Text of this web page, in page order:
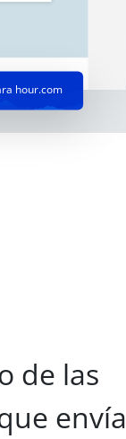
hour.com
de las
envía